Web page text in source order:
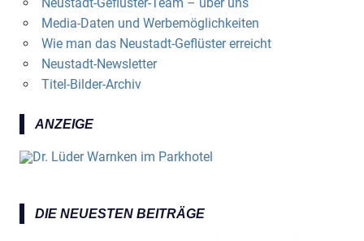
Media-Daten und Werbemöglichkeiten
Wie man das Neustadt-Geflüster erreicht
Neustadt-Newsletter
Titel-Bilder-Archiv
ANZEIGE
DIE NEUESTEN BEITRÄGE